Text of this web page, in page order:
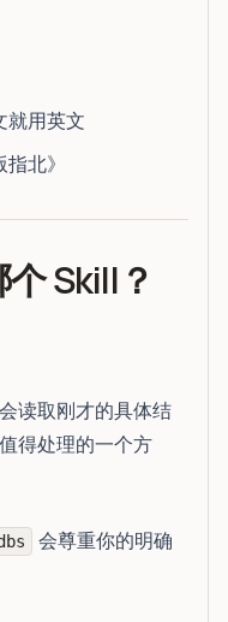
就用英文
北》
Skill？
读取刚才的具体结
得处理的一个方
会尊重你的明确